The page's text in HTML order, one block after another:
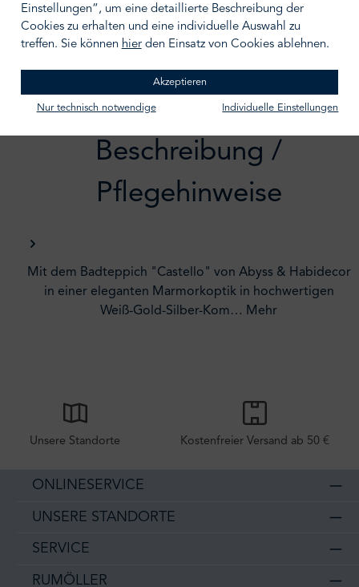
Zum Merkzettel hinzufügen
Beschreibung /
Pflegehinweise
Mit dem Badteppich "Castello" von Abyss & Habidecor
in einer eleganten Marmorkoptik in hochwertigen
Weiß-Gold-Silber-Kom… Mehr
Unsere Standorte Kostenfreier Versand ab 50 €
ONLINESERVICE
UNSERE STANDORTE
SERVICE
RUMÖLLER
Einstellungen“, um eine detaillierte Beschreibung der
Cookies zu erhalten und eine individuelle Auswahl zu
treffen. Sie können hierden Einsatz von Cookies ablehnen.
Akzeptieren
Nur technisch notwendige Individuelle Einstellungen